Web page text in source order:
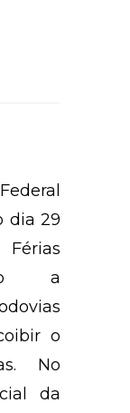
dia 29
a
o
No
da